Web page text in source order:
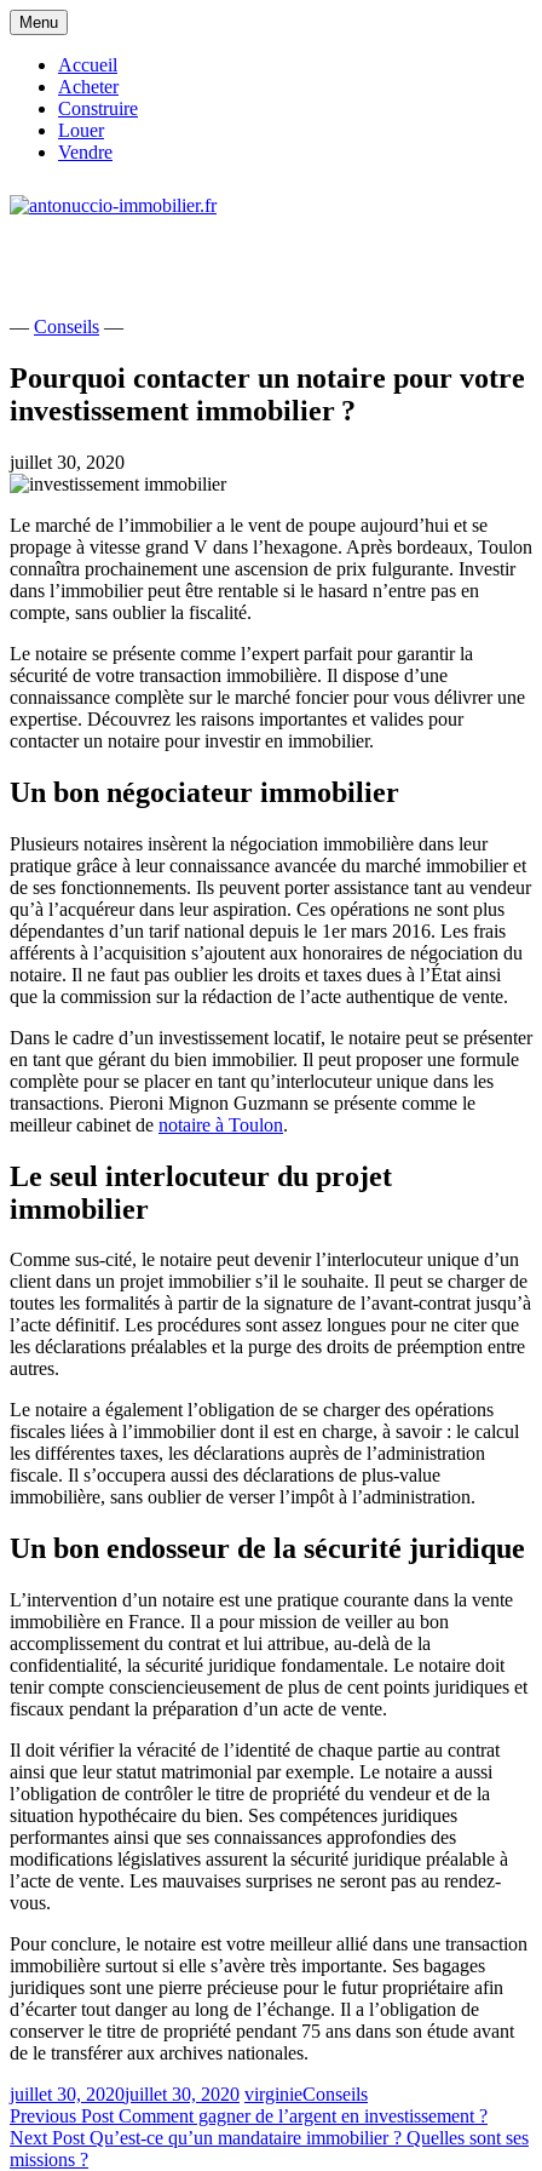
Skip
to
content
Menu
Accueil
Acheter
Construire
Louer
Vendre
— Conseils —
Pourquoi contacter un notaire pour votre
investissement immobilier ?
juillet 30, 2020
Le marché de l’immobilier a le vent de poupe aujourd’hui et se
propage à vitesse grand V dans l’hexagone. Après bordeaux, Toulon
connaîtra prochainement une ascension de prix fulgurante. Investir
dans l’immobilier peut être rentable si le hasard n’entre pas en
compte, sans oublier la fiscalité.
Le notaire se présente comme l’expert parfait pour garantir la
sécurité de votre transaction immobilière. Il dispose d’une
connaissance complète sur le marché foncier pour vous délivrer une
expertise. Découvrez les raisons importantes et valides pour
contacter un notaire pour investir en immobilier.
Un bon négociateur immobilier
Plusieurs notaires insèrent la négociation immobilière dans leur
pratique grâce à leur connaissance avancée du marché immobilier et
de ses fonctionnements. Ils peuvent porter assistance tant au vendeur
qu’à l’acquéreur dans leur aspiration. Ces opérations ne sont plus
dépendantes d’un tarif national depuis le 1er mars 2016. Les frais
afférents à l’acquisition s’ajoutent aux honoraires de négociation du
notaire. Il ne faut pas oublier les droits et taxes dues à l’État ainsi
que la commission sur la rédaction de l’acte authentique de vente.
Dans le cadre d’un investissement locatif, le notaire peut se présenter
en tant que gérant du bien immobilier. Il peut proposer une formule
complète pour se placer en tant qu’interlocuteur unique dans les
transactions. Pieroni Mignon Guzmann se présente comme le
meilleur cabinet de notaire à Toulon.
Le seul interlocuteur du projet
immobilier
Comme sus-cité, le notaire peut devenir l’interlocuteur unique d’un
client dans un projet immobilier s’il le souhaite. Il peut se charger de
toutes les formalités à partir de la signature de l’avant-contrat jusqu’à
l’acte définitif. Les procédures sont assez longues pour ne citer que
les déclarations préalables et la purge des droits de préemption entre
autres.
Le notaire a également l’obligation de se charger des opérations
fiscales liées à l’immobilier dont il est en charge, à savoir : le calcul
les différentes taxes, les déclarations auprès de l’administration
fiscale. Il s’occupera aussi des déclarations de plus-value
immobilière, sans oublier de verser l’impôt à l’administration.
Un bon endosseur de la sécurité juridique
L’intervention d’un notaire est une pratique courante dans la vente
immobilière en France. Il a pour mission de veiller au bon
accomplissement du contrat et lui attribue, au-delà de la
confidentialité, la sécurité juridique fondamentale. Le notaire doit
tenir compte consciencieusement de plus de cent points juridiques et
fiscaux pendant la préparation d’un acte de vente.
Il doit vérifier la véracité de l’identité de chaque partie au contrat
ainsi que leur statut matrimonial par exemple. Le notaire a aussi
l’obligation de contrôler le titre de propriété du vendeur et de la
situation hypothécaire du bien. Ses compétences juridiques
performantes ainsi que ses connaissances approfondies des
modifications législatives assurent la sécurité juridique préalable à
l’acte de vente. Les mauvaises surprises ne seront pas au rendez-
vous.
Pour conclure, le notaire est votre meilleur allié dans une transaction
immobilière surtout si elle s’avère très importante. Ses bagages
juridiques sont une pierre précieuse pour le futur propriétaire afin
d’écarter tout danger au long de l’échange. Il a l’obligation de
conserver le titre de propriété pendant 75 ans dans son étude avant
de le transférer aux archives nationales.
juillet 30, 2020juillet 30, 2020 virginieConseils
Navigation
de
Previous Post Comment gagner de l’argent en investissement ?
Next Post Qu’est-ce qu’un mandataire immobilier ? Quelles sont ses
missions ?